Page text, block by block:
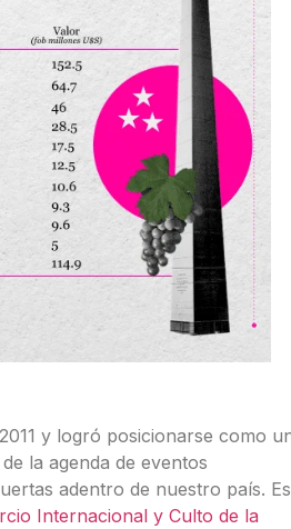
y logró posicionarse como
la agenda de eventos
adentro de nuestro país.
Internacional y Culto de la